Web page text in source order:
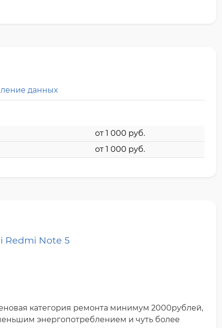
данных
от 1 000 pyб.
от 1 000 pyб.
Redmi Note 5
категория ремонта минимум 2000рублей,
энергопотреблением и чуть более